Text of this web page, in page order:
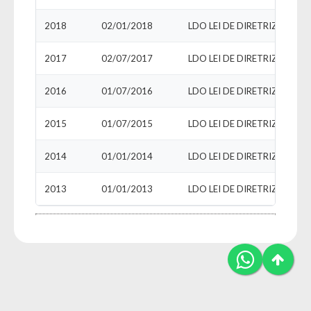
2018 02/01/2018 LDO LEI DE DIRETRIZES
2017 02/07/2017 LDO LEI DE DIRETRIZES
2016 01/07/2016 LDO LEI DE DIRETRIZES
2015 01/07/2015 LDO LEI DE DIRETRIZES
2014 01/01/2014 LDO LEI DE DIRETRIZES
2013 01/01/2013 LDO LEI DE DIRETRIZES